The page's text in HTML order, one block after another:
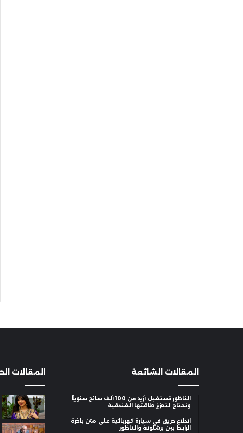
المقالات الشائعة
الناظور تستقبل أزيد من 100 ألف سائح سنوياً
وتحتاج لتعزيز طاقتها الفندقية
اندلاع حريق في سيارة كهربائية على متن باخرة
الرابط بين برشلونة والناظور
المقالات